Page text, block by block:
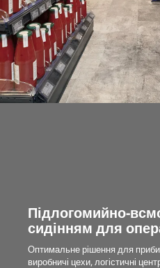
Підлогомийно-
сидінням для
Оптимальне рішення для
виробничі цехи, логістичні